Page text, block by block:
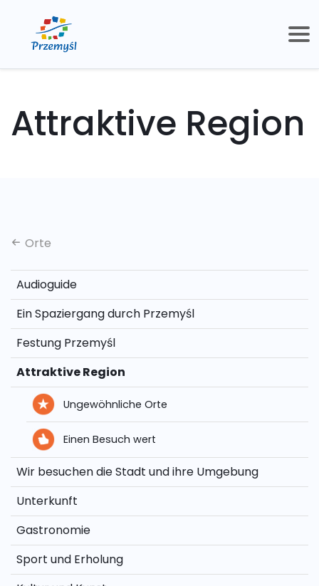
Attraktive Region
Orte
Audioguide
Ein Spaziergang durch Przemyśl
Festung Przemyśl
Attraktive Region
Ungewöhnliche Orte
Einen Besuch wert
Wir besuchen die Stadt und ihre Umgebung
Unterkunft
Gastronomie
Sport und Erholung